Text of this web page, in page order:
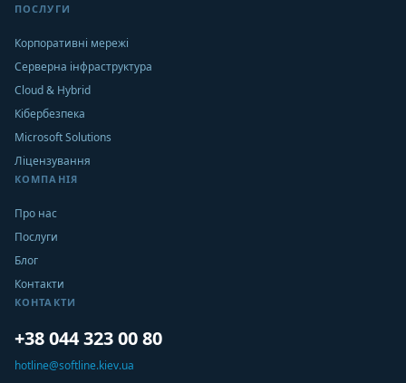
ПОСЛУГИ
Корпоративні мережі
Серверна інфраструктура
Cloud & Hybrid
Кібербезпека
Microsoft Solutions
Ліцензування
КОМПАНІЯ
Про нас
Послуги
Блог
Контакти
КОНТАКТИ
+38 044 323 00 80
hotline@softline.kiev.ua